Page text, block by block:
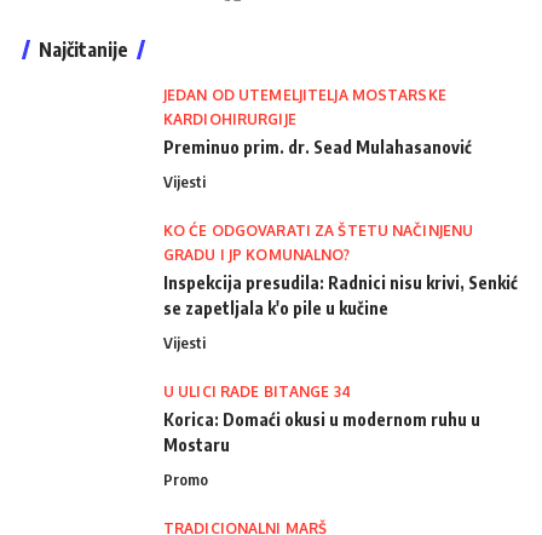
Najčitanije
JEDAN OD UTEMELJITELJA MOSTARSKE
KARDIOHIRURGIJE
Preminuo prim. dr. Sead Mulahasanović
Vijesti
KO ĆE ODGOVARATI ZA ŠTETU NAČINJENU
GRADU I JP KOMUNALNO?
Inspekcija presudila: Radnici nisu krivi, Senkić
se zapetljala k'o pile u kučine
Vijesti
U ULICI RADE BITANGE 34
Korica: Domaći okusi u modernom ruhu u
Mostaru
Promo
TRADICIONALNI MARŠ